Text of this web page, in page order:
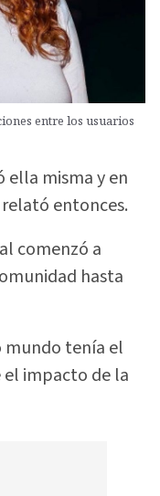
entre los usuarios
ella misma y en
entonces.
comenzó a
hasta
mundo tenía el
el impacto de la